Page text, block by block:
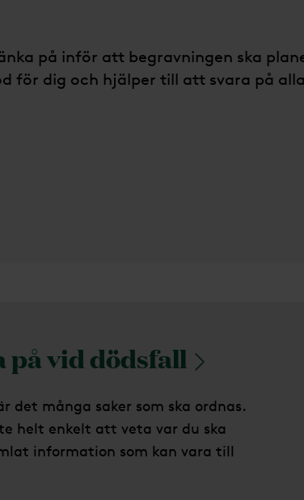
på inför att begravningen ska
för dig och hjälper till att svara på
på vid dödsfall
det många saker som ska ordnas.
helt enkelt att veta var du ska
information som kan vara till